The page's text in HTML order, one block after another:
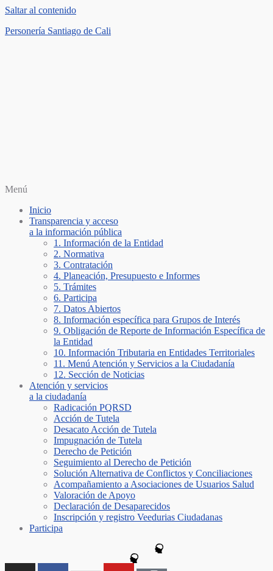
Saltar al contenido
Personería Santiago de Cali
Menú
Inicio
Transparencia y acceso
a la información pública
1. Información de la Entidad
2. Normativa
3. Contratación
4. Planeación, Presupuesto e Informes
5. Trámites
6. Participa
7. Datos Abiertos
8. Información específica para Grupos de Interés
9. Obligación de Reporte de Información Específica de
la Entidad
10. Información Tributaria en Entidades Territoriales
11. Menú Atención y Servicios a la Ciudadanía
12. Sección de Noticias
Atención y servicios
a la ciudadanía
Radicación PQRSD
Acción de Tutela
Desacato Acción de Tutela
Impugnación de Tutela
Derecho de Petición
Seguimiento al Derecho de Petición
Solución Alternativa de Conflictos y Conciliaciones
Acompañamiento a Asociaciones de Usuarios Salud
Valoración de Apoyo
Declaración de Desaparecidos
Inscripción y registro Veedurias Ciudadanas
Participa